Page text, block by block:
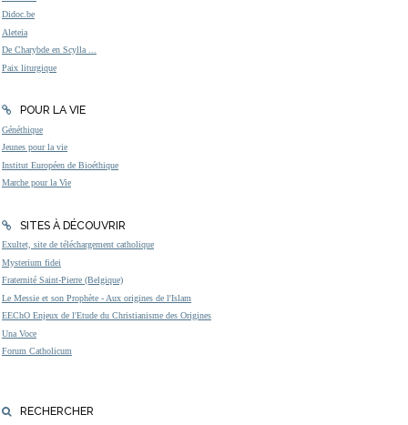
Didoc.be
Aleteia
De Charybde en Scylla ...
Paix liturgique
POUR LA VIE
Généthique
Jeunes pour la vie
Institut Européen de Bioéthique
Marche pour la Vie
SITES À DÉCOUVRIR
Exultet, site de téléchargement catholique
Mysterium fidei
Fraternité Saint-Pierre (Belgique)
Le Messie et son Prophète - Aux origines de l'Islam
EEChO Enjeux de l'Etude du Christianisme des Origines
Una Voce
Forum Catholicum
RECHERCHER